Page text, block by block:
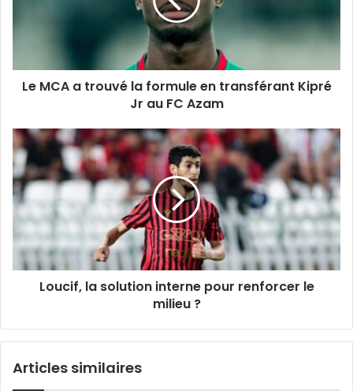
Kipré
Azam
Le MCA a trouvé la formule en transférant Kipré
Jr au FC Azam
Loucif,
la
solution
interne
pour
renforcer
milieu
?
Loucif, la solution interne pour renforcer le
milieu ?
Articles similaires